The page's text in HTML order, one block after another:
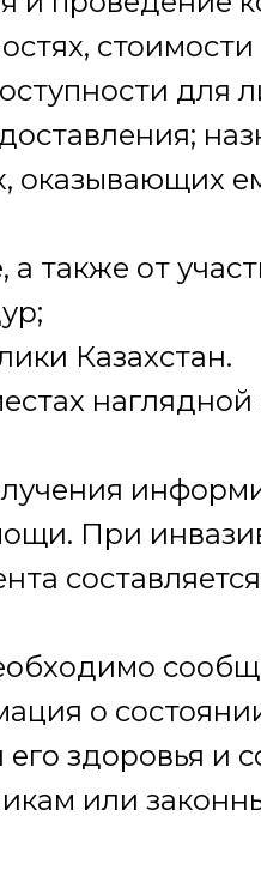
для
оказывающих
также от
Казахстан.
наглядной
При
о
его здоровья и
или